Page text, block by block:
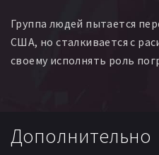
Manuel Salvador Trasuña
Jonathan Morales Márquez
Группа людей пытается
США, но сталкивается с
своему исполнять роль
Дополнительно